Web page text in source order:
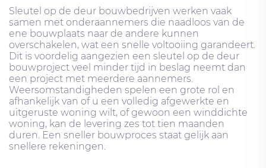
Sleutel op de deur bouwbedrijven werken vaak
samen met onderaannemers die naadloos van de
ene bouwplaats naar de andere kunnen
overschakelen, wat een snelle voltooiing garandeert.
Dit is voordelig aangezien een sleutel op de deur
bouwproject veel minder tijd in beslag neemt dan
een project met meerdere aannemers.
Weersomstandigheden spelen een grote rol en
afhankelijk van of u een volledig afgewerkte en
uitgeruste woning wilt, of gewoon een winddichte
woning, kan de levering zes tot tien maanden
duren. Een sneller bouwproces staat gelijk aan
snellere rekeningen.